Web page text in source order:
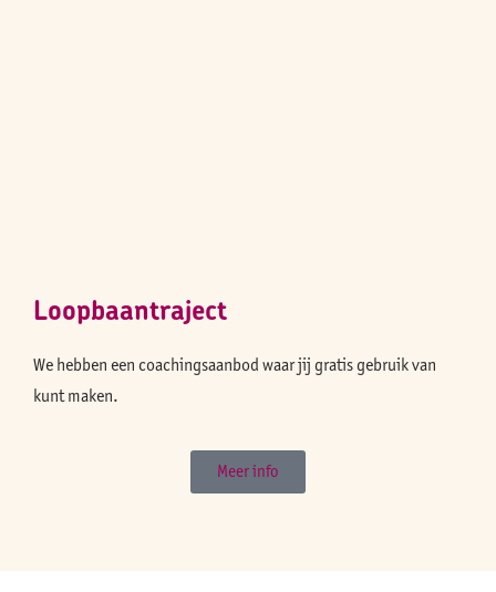
Loopbaantraject
We hebben een coachingsaanbod waar jij gratis gebruik van
kunt maken.
Meer info